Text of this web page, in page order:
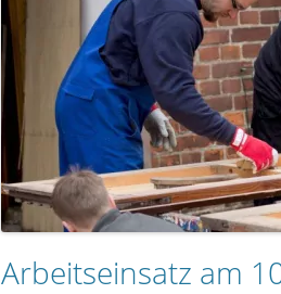
Arbeitseinsatz am